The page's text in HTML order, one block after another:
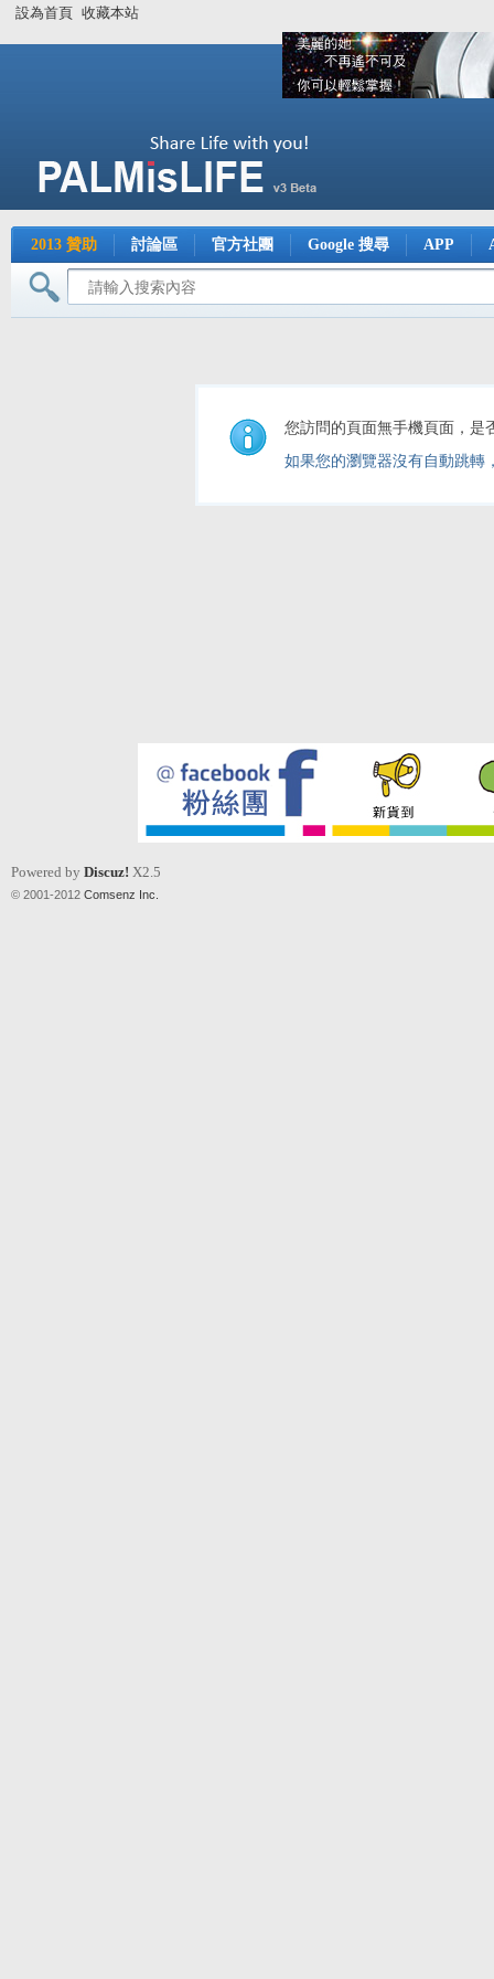
設為首頁 收藏本站
2013 贊助 討論區 官方社團 Google 搜尋 APP
您訪問的頁面無手機頁面，是
如果您的瀏覽器沒有自動跳轉
Powered by Discuz! X2.5
© 2001-2012 Comsenz Inc.